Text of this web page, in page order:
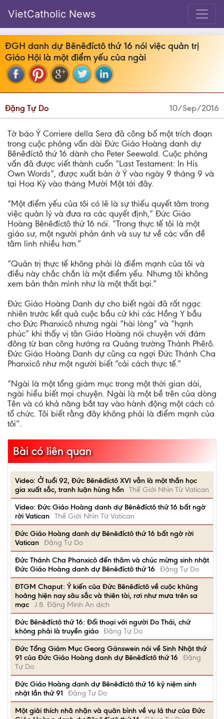
VietCatholic News
ĐGH danh dự Bênêđíctô thứ 16 nói việc quản trị
Giáo Hội là một điểm yếu của ngài
Đặng Tự Do 10/Sep/2016
Tờ báo Ý Corriere della Sera đã công bố một trích đoạn
trong cuộc phỏng vấn dài Đức Giáo Hoàng danh dự
Bênêđíctô thứ 16 dành cho Peter Seewald. Cuộc phỏng
vấn đã được viết thành cuốn “Last Testament: In His
Own Words”, được xuất bản ở Ý vào ngày 9 tháng 9 và
tại Hoa Kỳ vào tháng Mười Một tới đây.
“Một điểm yếu của tôi có lẽ là sự thiếu quyết tâm trong
việc quản lý và đưa ra các quyết định,” Đức Giáo
Hoàng Bênêđíctô thứ 16 nói. “Trong thực tế tôi là một
giáo sư, một người phản ánh và suy tư về các vấn đề
tâm linh nhiều hơn.”
“Quản trị thực tế không phải là điểm mạnh của tôi và
điều này chắc chắn là một điểm yếu. Nhưng tôi không
xem bản thân mình như là một thất bại.”
Đức Giáo Hoàng Danh dự cho biết ngài đã rất ngạc
nhiên trước kết quả cuộc bầu cử khi các Hồng Y bầu
cho Đức Phanxicô nhưng ngài “hài lòng” và “hạnh
phúc” khi thấy vị tân Giáo Hoàng nói chuyện với đám
đông từ ban công hướng ra Quảng trường Thánh Phêrô.
Đức Giáo Hoàng Danh dự cũng ca ngợi Đức Thánh Cha
Phanxicô như một người biết “cải cách thực tế.”
“Ngài là một tổng giám mục trong một thời gian dài,
ngài hiểu biết mọi chuyện. Ngài là một bề trên của dòng
Tên và có khả năng bắt tay vào hành động một cách có
tổ chức. Tôi biết rằng đây không phải là điểm mạnh của
tôi”.
Bài có liên quan
Video: Ở tuổi 92, Đức Bênêđíctô XVI vẫn là một thần học
gia xuất sắc, tranh luận hùng hồn Thế Giới Nhìn Từ Vatican
Video: Đức Giáo Hoàng danh dự Bênêđíctô thứ 16 bất ngờ
rời Vatican Thế Giới Nhìn Từ Vatican
Đức Giáo Hoàng danh dự Bênêđíctô thứ 16 bất ngờ rời
Vatican Đặng Tự Do
Đức Thánh Cha Phanxicô đến thăm và chúc mừng sinh nhật
Đức Giáo Hoàng danh dự Bênêđíctô thứ 16
Đặng Tự Do
ĐTGM Chaput: Ý kiến của Đức Bênêđíctô về cuộc khủng
hoảng hiện nay sâu sắc và thiên tài, rơi như mưa trên sa
mạc J.B. Đặng Minh An dịch
Đức Bênêđíctô thứ 16: Đối thoại với người Do Thái, chứ
không phải là truyền giáo Đặng Tự Do
Đức Tổng Giám Mục Georg Gänswein nói về Sinh Nhật thứ
91 của Đức Giáo Hoàng danh dự Bênêđíctô thứ 16
Đặng
Tự Do
Đức Giáo Hoàng danh dự Bênêđíctô thứ 16 kỷ niệm sinh
nhật lần thứ 91
Đặng Tự Do
Một giải thích nhã nhặn và quân bình về vụ lá thư của Đức